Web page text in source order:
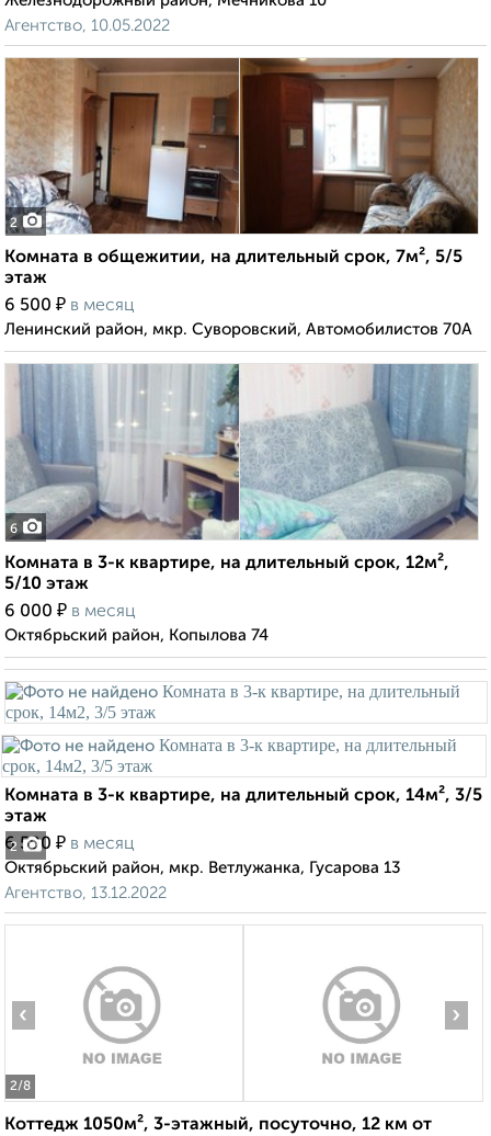
Агентство, 10.05.2022
2
Комната в общежитии, на длительный срок, 7м², 5/5
этаж
6 500 ₽ в месяц
Ленинский район, мкр. Суворовский, Автомобилистов 70А
6
Комната в 3-к квартире, на длительный срок, 12м²,
5/10 этаж
6 000 ₽ в месяц
Октябрьский район, Копылова 74
2
Комната в 3-к квартире, на длительный срок, 14м², 3/5
этаж
6 500 ₽ в месяц
Октябрьский район, мкр. Ветлужанка, Гусарова 13
Агентство, 13.12.2022
2/8
‹ ›
Коттедж 1050м², 3-этажный, посуточно, 12 км от